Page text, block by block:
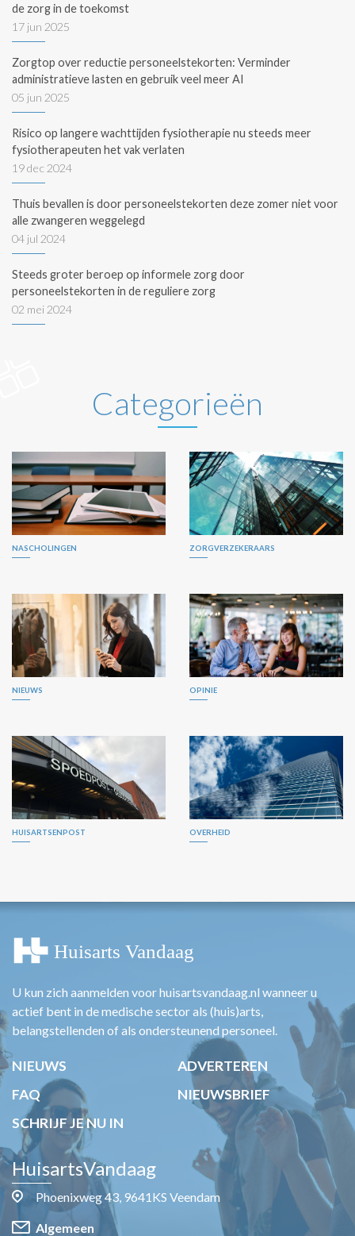
de zorg in de toekomst
17 jun 2025
Zorgtop over reductie personeelstekorten: Verminder
administratieve lasten en gebruik veel meer AI
05 jun 2025
Risico op langere wachttijden fysiotherapie nu steeds meer
fysiotherapeuten het vak verlaten
19 dec 2024
Thuis bevallen is door personeelstekorten deze zomer niet voor
alle zwangeren weggelegd
04 jul 2024
Steeds groter beroep op informele zorg door
personeelstekorten in de reguliere zorg
02 mei 2024
Categorieën
NASCHOLINGEN ZORGVERZEKERAARS
NIEUWS OPINIE
HUISARTSENPOST OVERHEID
U kun zich aanmelden voor huisartsvandaag.nl wanneer u
actief bent in de medische sector als (huis)arts,
belangstellenden of als ondersteunend personeel.
NIEUWS
ADVERTEREN
FAQ
NIEUWSBRIEF
SCHRIJF JE NU IN
HuisartsVandaag
Phoenixweg 43, 9641KS Veendam
Algemeen